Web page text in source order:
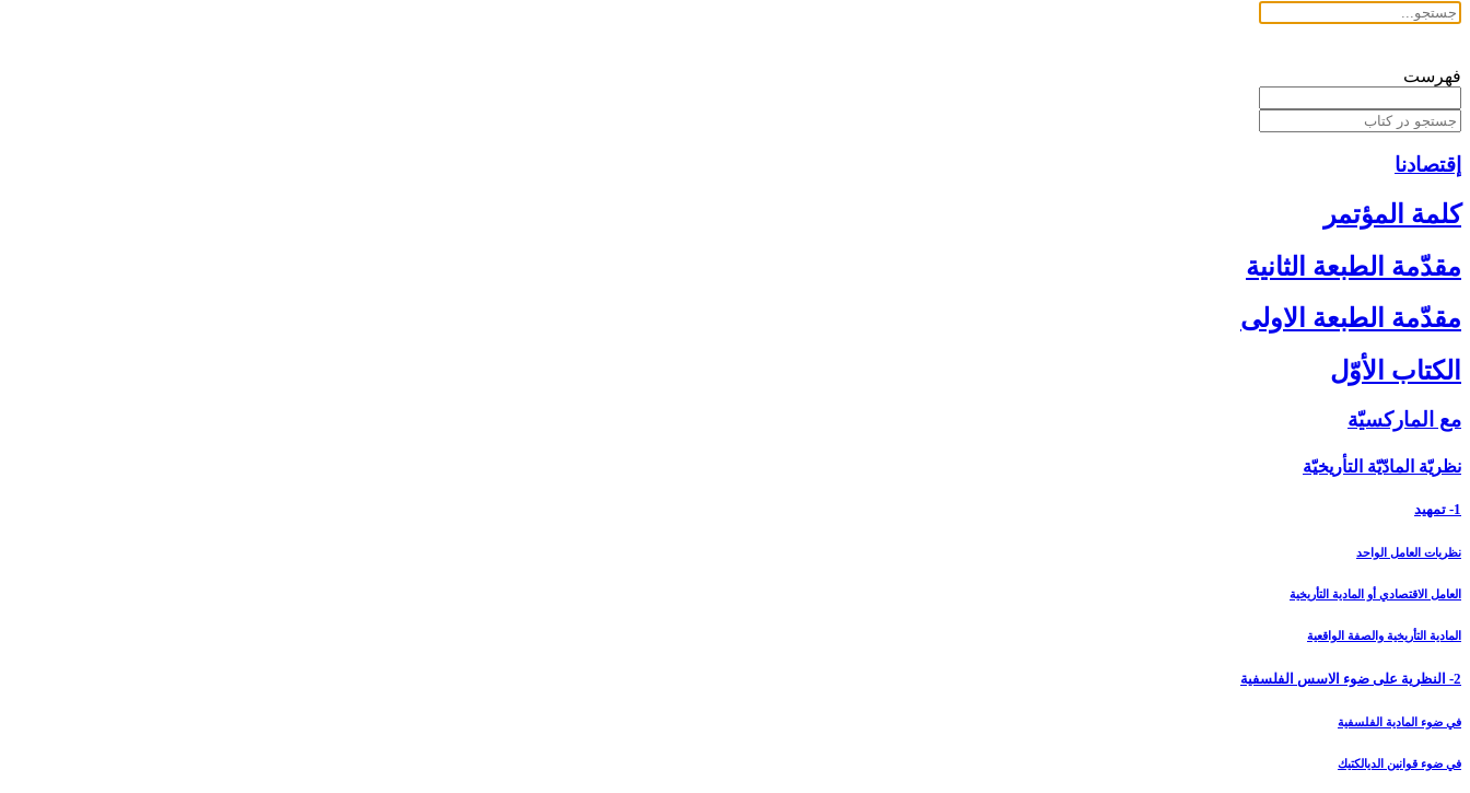
فهرست
إقتصادنا
كلمة المؤتمر
مقدّمة الطبعة الثانية
مقدّمة الطبعة الاولى‏
الكتاب الأوّل‏
مع الماركسيّة
نظريّة المادّيّة التأريخيّة
1- تمهيد
نظريات العامل الواحد
العامل الاقتصادي أو المادية التأريخية
المادية التأريخية والصفة الواقعية
2- النظرية على ضوء الاسس الفلسفية
في ضوء المادية الفلسفية
في ضوء قوانين الديالكتيك